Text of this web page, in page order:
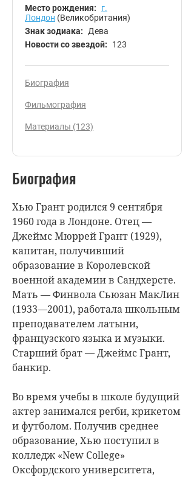
Место рождения:
г.
Лондон (Великобритания)
Знак зодиака:
Дева
Новости со звездой:
123
Биография
Фильмография
Материалы (123)
Биография
Хью Грант родился 9 сентября
1960 года в Лондоне. Отец —
Джеймс Мюррей Грант (1929),
капитан, получивший
образование в Королевской
военной академии в Сандхерсте.
Мать — Финвола Сьюзан МакЛин
(1933—2001), работала школьным
преподавателем латыни,
французского языка и музыки.
Старший брат — Джеймс Грант,
банкир.
Во время учебы в школе будущий
актер занимался регби, крикетом
и футболом. Получив среднее
образование, Хью поступил в
колледж «New College»
Оксфордского университета,